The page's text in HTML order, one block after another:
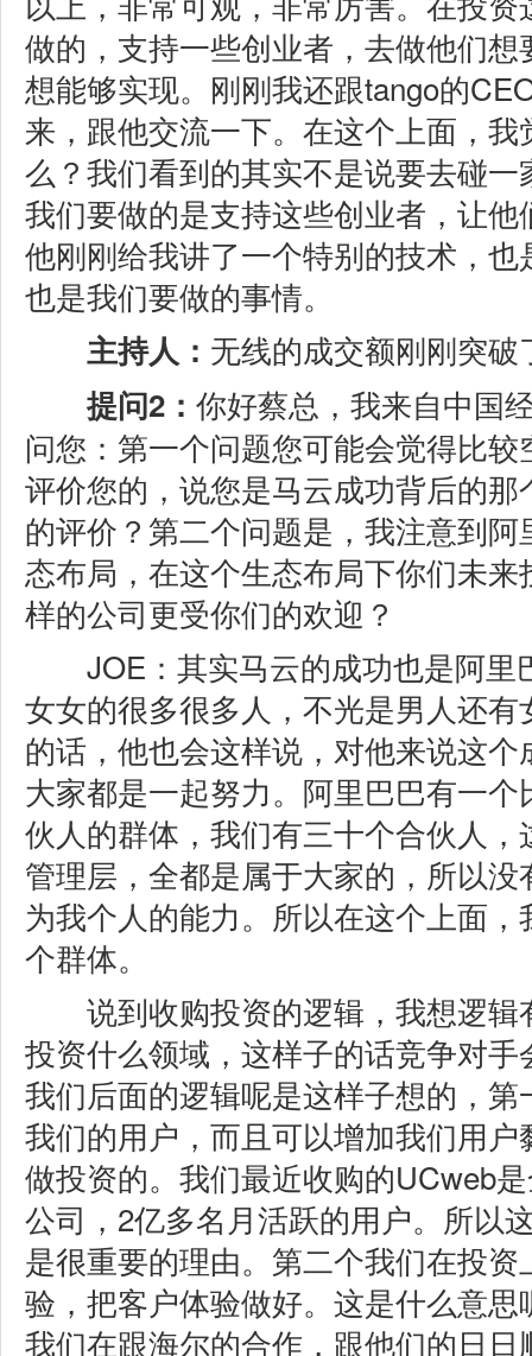
做的，支持一些创业者，去做他们
想能够实现。刚刚我还跟tango的
来，跟他交流一下。在这个上面，
么？我们看到的其实不是说要去碰
我们要做的是支持这些创业者，让
他刚刚给我讲了一个特别的技术，
也是我们要做的事情。
主持人： 无线的成交额刚刚突
提问2： 你好蔡总，我来自中国
问您：第一个问题您可能会觉得比
评价您的，说您是马云成功背后的
的评价？第二个问题是，我注意到
态布局，在这个生态布局下你们未
样的公司更受你们的欢迎？
JOE：其实马云的成功也是阿里
女女的很多很多人，不光是男人还
的话，他也会这样说，对他来说这
大家都是一起努力。阿里巴巴有一
伙人的群体，我们有三十个合伙人
管理层，全都是属于大家的，所以
为我个人的能力。所以在这个上面
个群体。
说到收购投资的逻辑，我想逻辑
投资什么领域，这样子的话竞争对
我们后面的逻辑呢是这样子想的，
我们的用户，而且可以增加我们用
做投资的。我们最近收购的UCweb
公司，2亿多名月活跃的用户。所以
是很重要的理由。第二个我们在投
验，把客户体验做好。这是什么意
我们在跟海尔的合作，跟他们的日